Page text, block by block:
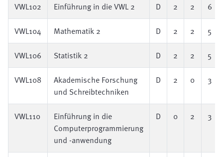
VWL102 Einführung in die VWL 2 D 2 2 6
VWL104 Mathematik 2 D 2 2 5
VWL106 Statistik 2 D 2 2 5
VWL108
Akademische Forschung
und Schreibtechniken
D 2 0 3
VWL110
Einführung in die
Computerprogrammierung
und -anwendung
D 0 2 3